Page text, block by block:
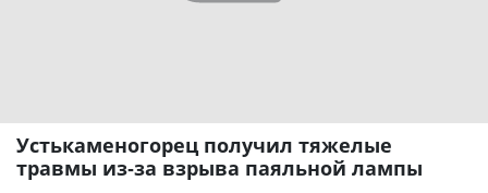
Устькаменогорец получил тяжелые
травмы из-за взрыва паяльной лампы